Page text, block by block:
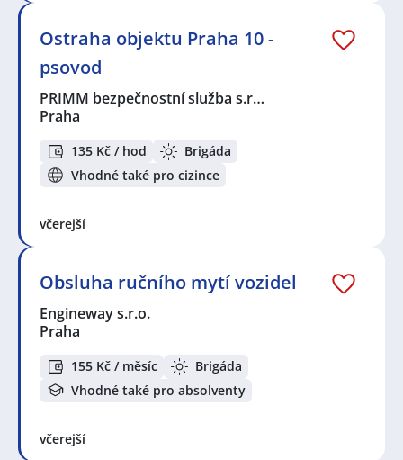
Ostraha objektu Praha 10 -
psovod
PRIMM bezpečnostní služba s.r…
Praha
135 Kč / hod
Brigáda
Vhodné také pro cizince
včerejší
Obsluha ručního mytí vozidel
Engineway s.r.o.
Praha
155 Kč / měsíc
Brigáda
Vhodné také pro absolventy
včerejší